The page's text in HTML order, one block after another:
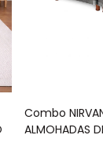
Combo
ALMOHADAS